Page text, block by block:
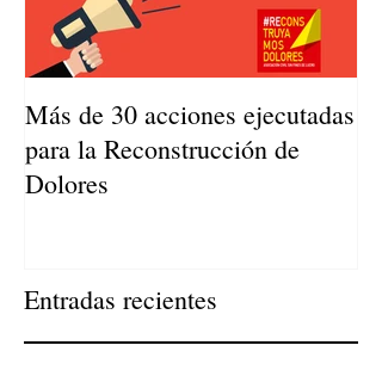
Más de 30 acciones ejecutadas
para la Reconstrucción de
Dolores
Entradas recientes